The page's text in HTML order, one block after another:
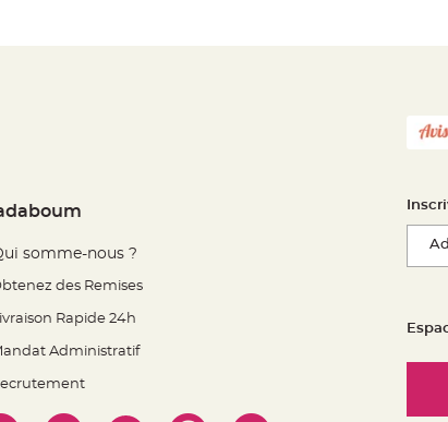
somme-nous ?
des Remises
Rapide 24h
Administratif